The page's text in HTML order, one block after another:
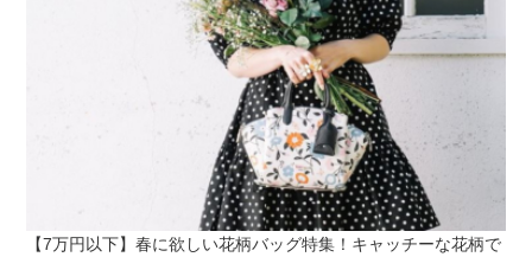
【7万円以下】春に欲しい花柄バッグ特集！キャッチーな花柄で